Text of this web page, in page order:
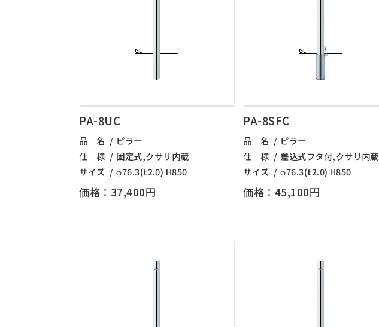
PA-8UC
品 名
ピラー
仕 様
固定式,クサリ内蔵
サイズ
φ76.3(t2.0) H850
価格：37,400円
PA-8SFC
品 名
ピラー
仕 様
差込式フタ付,クサリ内蔵
サイズ
φ76.3(t2.0) H850
価格：45,100円